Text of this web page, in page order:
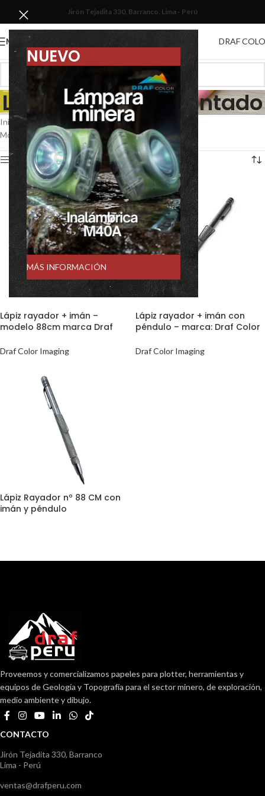
NUEVO
MÁS INFORMACIÓN
Jirón Tejadita 330, Barranco. Lima - Perú
MENU DRAF
Lápiz rayador, Imantado
Inicio /Dibujo y mapeo /Lápiz rayador, Imantado
Mostrando los 3 resultados
Show sidebar
Lápiz rayador + imán –
modelo 88cm marca Draf
Draf Color Imaging
Lápiz rayador + imán con
péndulo – marca: Draf Color
Draf Color Imaging
Lápiz Rayador nº 88 CM con
imán y péndulo
Proveemos y comercializamos papeles para plotter, herramientas y
equipos de Geología y Topografía para el sector minero, de exploración,
medio ambiente y dibujo.
CONTACTO
Jirón Tejadita 330, Barranco
Lima - Perú
ventas@drafperu.com